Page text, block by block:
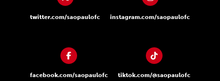
twitter.com/saopaulofc instagram.com/saopaulofc
facebook.com/saopaulofc tiktok.com/@saopaulofc